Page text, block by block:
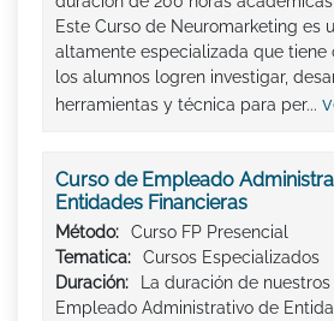
Este Curso de Neuromarketing es
altamente especializada que tiene
los alumnos logren investigar,
herramientas y técnica para per...
Curso de Empleado
Entidades Financieras
Método:
Curso FP Presencial
Tematica:
Cursos Especializados
Duración:
La duración de
Empleado Administrativo de